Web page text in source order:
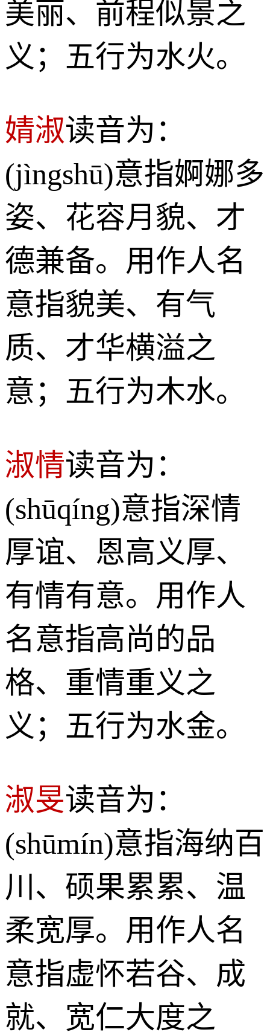
美丽、前程似景之
义；五行为水火。
婧淑读音为：
(jìngshū)意指婀娜多
姿、花容月貌、才
德兼备。用作人名
意指貌美、有气
质、才华横溢之
意；五行为木水。
淑情读音为：
(shūqíng)意指深情
厚谊、恩高义厚、
有情有意。用作人
名意指高尚的品
格、重情重义之
义；五行为水金。
淑旻读音为：
(shūmín)意指海纳百
川、硕果累累、温
柔宽厚。用作人名
意指虚怀若谷、成
就、宽仁大度之